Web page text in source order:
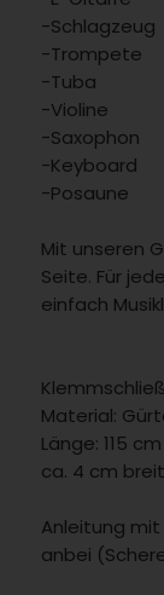
-Schlagzeug
-Trompete
-Tuba
-Violine
-Saxophon
-Keyboard
-Posaune
Mit unseren
Seite. Für
einfach
Material:
Länge: 115 cm
ca. 4 cm breit
Anleitung mit
anbei